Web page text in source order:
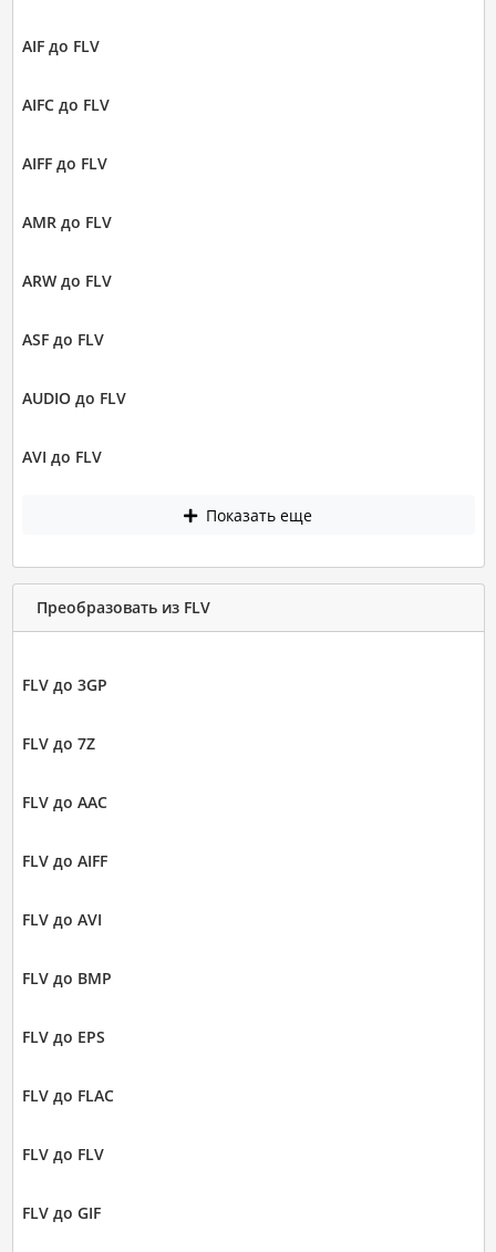
AIF до FLV
AIFC до FLV
AIFF до FLV
AMR до FLV
ARW до FLV
ASF до FLV
AUDIO до FLV
AVI до FLV
Показать еще
Преобразовать из FLV
FLV до 3GP
FLV до 7Z
FLV до AAC
FLV до AIFF
FLV до AVI
FLV до BMP
FLV до EPS
FLV до FLAC
FLV до FLV
FLV до GIF